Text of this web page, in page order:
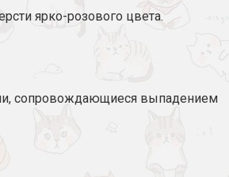
ярко-розового цвета.
сопровождающиеся выпадением